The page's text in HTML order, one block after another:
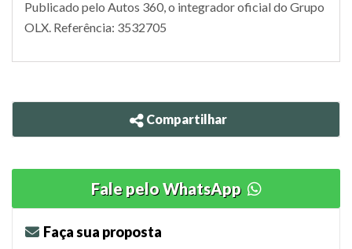
Publicado pelo Autos 360, o integrador oficial do Grupo
OLX. Referência: 3532705
Compartilhar
Fale pelo WhatsApp
Faça sua proposta